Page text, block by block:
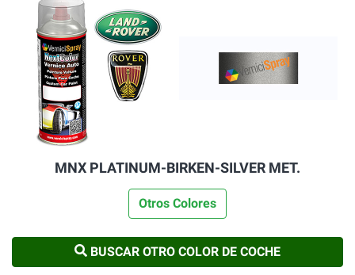
MNX PLATINUM-BIRKEN-SILVER MET.
Otros Colores
BUSCAR OTRO COLOR DE COCHE